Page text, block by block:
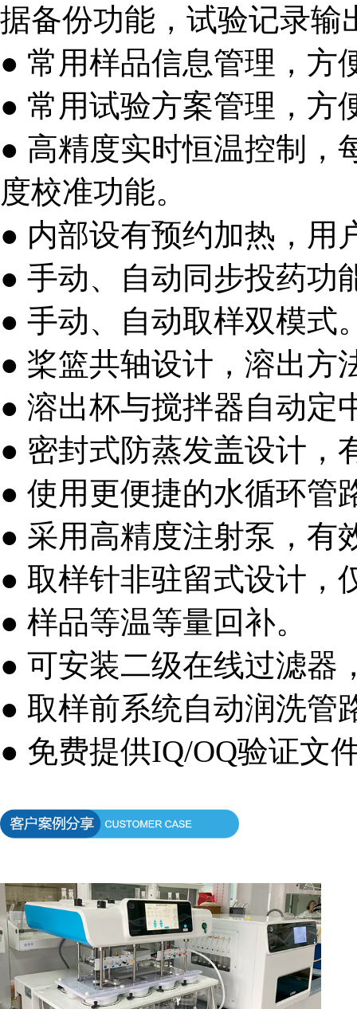
据备份功能，试验记录输
● 常用样品信息管理，方
● 常用试验方案管理，方
● 高精度实时恒温控制，
度校准功能。
● 内部设有预约加热，用
● 手动、自动同步投药功
● 手动、自动取样双模式
● 桨篮共轴设计，溶出方
● 溶出杯与搅拌器自动定
● 密封式防蒸发盖设计，
● 使用更便捷的水循环管
● 采用高精度注射泵，有
● 取样针非驻留式设计，
● 样品等温等量回补。
● 可安装二级在线过滤器
● 取样前系统自动润洗管
● 免费提供IQ/OQ验证文